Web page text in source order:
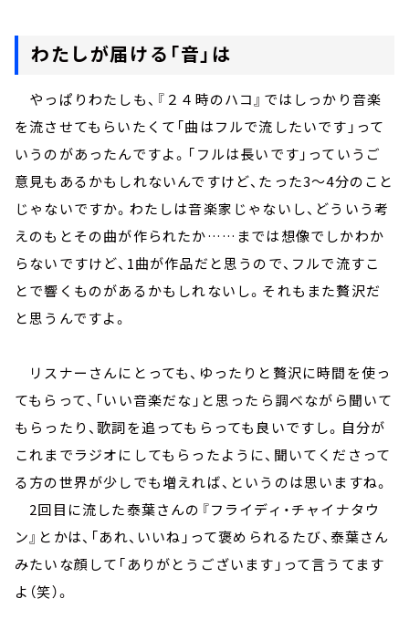
わたしが届ける「音」は
やっぱりわたしも、『２４時のハコ』ではしっかり音楽
を流させてもらいたくて「曲はフルで流したいです」って
いうのがあったんですよ。「フルは長いです」っていうご
意見もあるかもしれないんですけど、たった3～4分のこと
じゃないですか。わたしは音楽家じゃないし、どういう考
えのもとその曲が作られたか……までは想像でしかわか
らないですけど、1曲が作品だと思うので、フルで流すこ
とで響くものがあるかもしれないし。それもまた贅沢だ
と思うんですよ。
リスナーさんにとっても、ゆったりと贅沢に時間を使っ
てもらって、「いい音楽だな」と思ったら調べながら聞いて
もらったり、歌詞を追ってもらっても良いですし。自分が
これまでラジオにしてもらったように、聞いてくださって
る方の世界が少しでも増えれば、というのは思いますね。
2回目に流した泰葉さんの『フライディ・チャイナタウ
ン』とかは、「あれ、いいね」って褒められるたび、泰葉さん
みたいな顔して「ありがとうございます」って言うてます
よ（笑）。